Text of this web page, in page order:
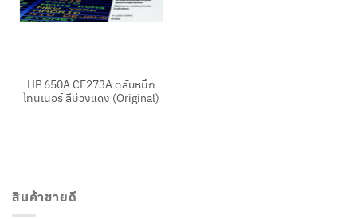
HP 650A CE273A ตลับหมึก
โทนเนอร์ สีม่วงแดง (Original)
สินค้าขายดี